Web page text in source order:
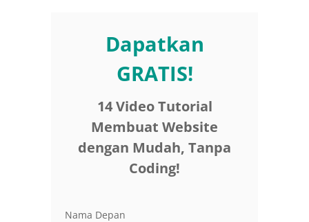
Dapatkan
GRATIS!
14 Video Tutorial
Membuat Website
dengan Mudah, Tanpa
Coding!
Nama Depan